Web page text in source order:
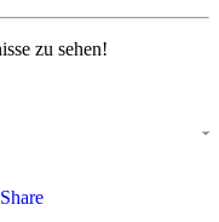
zu sehen!